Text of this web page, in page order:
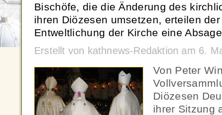
Bischöfe, die die Änderung des
ihren Diözesen umsetzen, erteilen
Entweltlichung der Kirche eine
Erstellt von kathnews-Redaktion am 6.
Von Peter
Diözesen
ihrer Sitzung